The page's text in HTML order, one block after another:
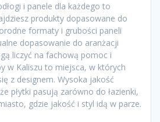
i panele dla każdego to
produkty dopasowane do
formaty i grubości paneli
dopasowanie do aranżacji
liczyć na fachową pomoc i
w Kaliszu to miejsca, w których
z designem. Wysoka jakość
płytki pasują zarówno do łazienki,
gdzie jakość i styl idą w parze.